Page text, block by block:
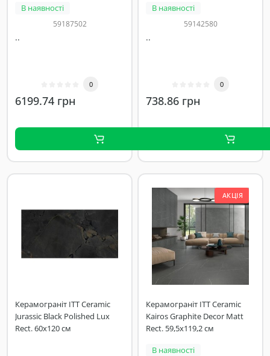
В наявності
59187502
..
0
6199.74 грн
В наявності
59142580
..
0
738.86 грн
Керамограніт ITT Ceramic
Jurassic Black Polished Lux
Rect. 60x120 см
АКЦІЯ
Керамограніт ITT Ceramic
Kairos Graphite Decor Matt
Rect. 59,5х119,2 см
В наявності